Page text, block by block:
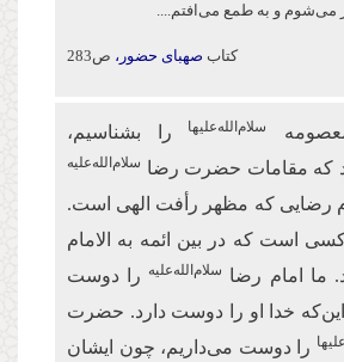
‏می‌شوم و به طمع می‌افتم....
کتاب صهبای حضور، ص283
سلام‌الله‌علیها را بشناسیم،
که مقامات حضرت رضا سلام‌الله‌علیه
رضایی که مظهر رأفت الهی است.
کسی است که در بین ائمه به الامام
ما امام رضا سلام‌الله‌علیه را دوست
این‌که خدا او را دوست دارد. حضرت
را دوست می‌داریم، چون ایشان